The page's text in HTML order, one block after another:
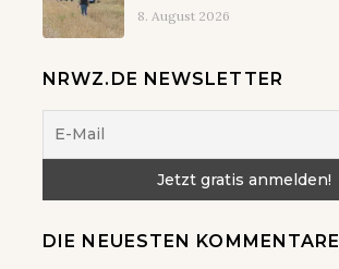
8. August 2026
NRWZ.DE NEWSLETTER
DIE NEUESTEN KOMMENTARE